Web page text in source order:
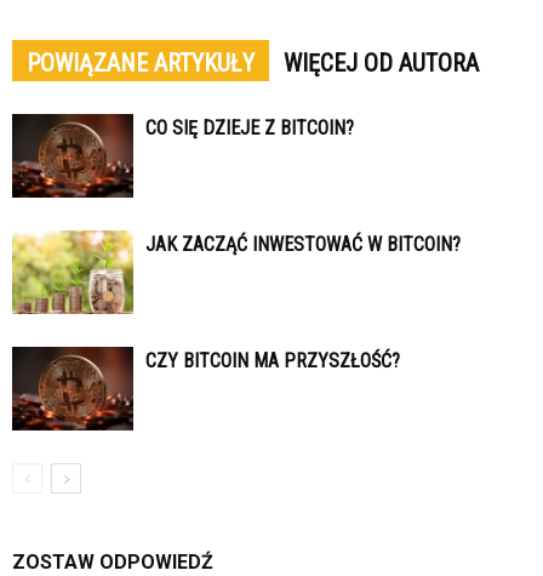
POWIĄZANE ARTYKUŁY WIĘCEJ OD AUTORA
CO SIĘ DZIEJE Z BITCOIN?
JAK ZACZĄĆ INWESTOWAĆ W BITCOIN?
CZY BITCOIN MA PRZYSZŁOŚĆ?
ZOSTAW ODPOWIEDŹ